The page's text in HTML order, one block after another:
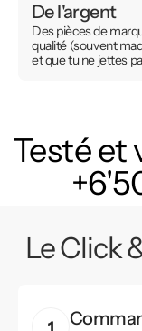
De l'argent
Des pièces de
qualité (souvent
et que tu ne jettes
Testé et
Le Click